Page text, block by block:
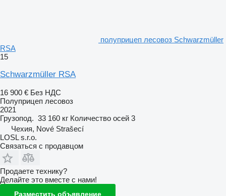
полуприцеп лесовоз Schwarzmüller
RSA
15
Schwarzmüller RSA
16 900 € Без НДС
Полуприцеп лесовоз
2021
Грузопод. 33 160 кг Количество осей 3
Чехия, Nové Strašecí
LOSL s.r.o.
Связаться с продавцом
Продаете технику?
Делайте это вместе с нами!
Разместить объявление